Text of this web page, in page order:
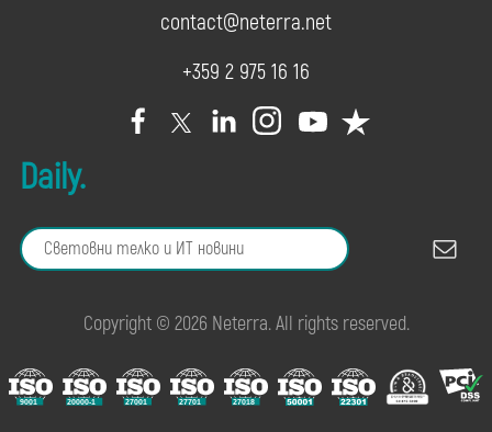
contact@neterra.net
+359 2 975 16 16
Daily.
Copyright © 2026 Neterra. All rights reserved.